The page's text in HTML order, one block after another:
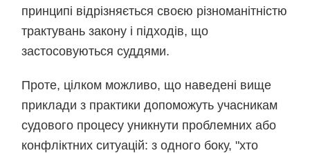
принципі відрізняється своєю різноманітністю
трактувань закону і підходів, що
застосовуються суддями.
Проте, цілком можливо, що наведені вище
приклади з практики допоможуть учасникам
судового процесу уникнути проблемних або
конфліктних ситуацій: з одного боку, "хто